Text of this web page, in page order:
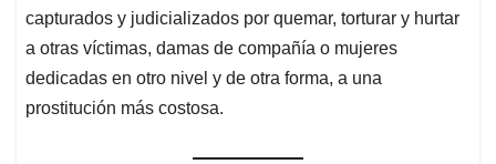
capturados y judicializados por quemar, torturar y hurtar
a otras víctimas, damas de compañía o mujeres
dedicadas en otro nivel y de otra forma, a una
prostitución más costosa.